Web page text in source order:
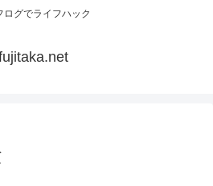
ログでライフハック